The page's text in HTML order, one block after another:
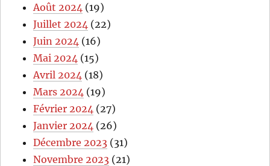
Août 2024 (19)
Juillet 2024 (22)
Juin 2024 (16)
Mai 2024 (15)
Avril 2024 (18)
Mars 2024 (19)
Février 2024 (27)
Janvier 2024 (26)
Décembre 2023 (31)
Novembre 2023 (21)